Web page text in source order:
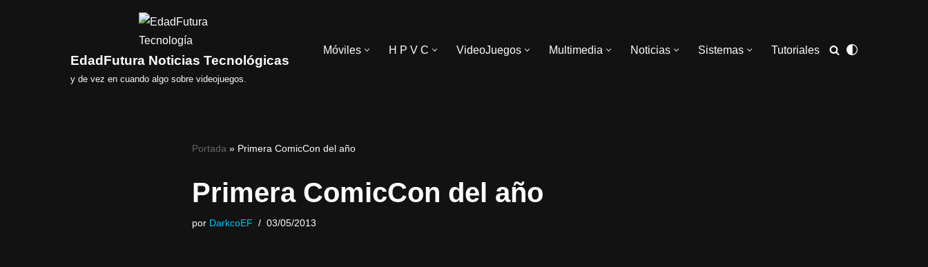
EdadFutura Noticias Tecnológicas
y de vez en cuando algo sobre videojuegos.
Móviles H P V C VideoJuegos Multimedia Noticias Sistemas Tutoriales
Portada » Primera ComicCon del año
Primera ComicCon del año
por DarkcoEF 03/05/2013